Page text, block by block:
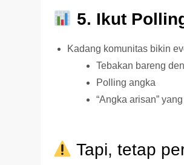
5. Ikut
Kadang komunitas bikin
Tebakan bareng
Polling angka
“Angka arisan”
Tapi, tetap